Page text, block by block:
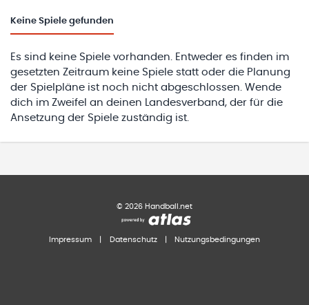
Keine Spiele gefunden
Es sind keine Spiele vorhanden. Entweder es finden im
gesetzten Zeitraum keine Spiele statt oder die Planung
der Spielpläne ist noch nicht abgeschlossen. Wende
dich im Zweifel an deinen Landesverband, der für die
Ansetzung der Spiele zuständig ist.
© 2026 Handball.net
Impressum Datenschutz Nutzungsbedingungen